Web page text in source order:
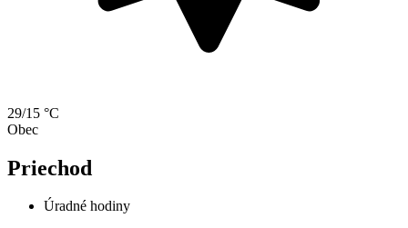
29/15 °C
Obec
Priechod
Úradné hodiny